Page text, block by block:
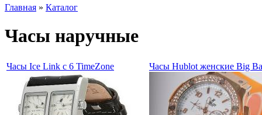
Главная » Каталог
Часы наручные
Часы Ice Link с 6 TimeZone Часы Hublot женские Big